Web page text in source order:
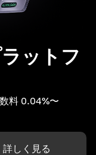
ットフ
料 0.04%〜
詳しく見る